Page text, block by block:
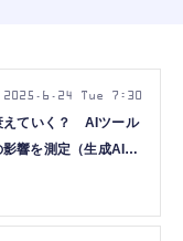
えていく？ AIツール
響を測定（生成AIク
2025.6.24 Tue 7:30